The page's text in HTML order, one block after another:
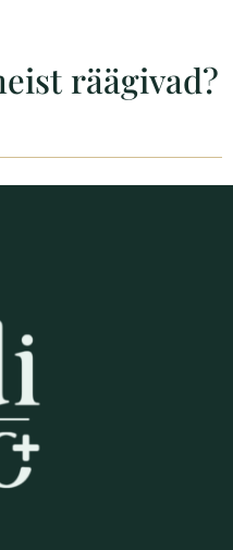
räägivad?